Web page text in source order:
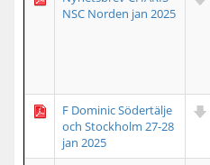
NSC Norden jan 2025
F Dominic Södertälje
och Stockholm 27-28
jan 2025